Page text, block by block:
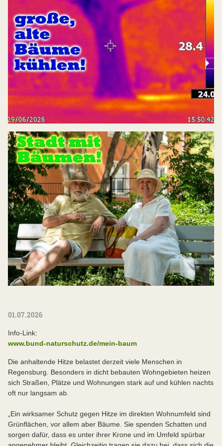
01.07.2026
Info-Link:
www.bund-naturschutz.de/mein-baum
Die anhaltende Hitze belastet derzeit viele Menschen in
Regensburg. Besonders in dicht bebauten Wohngebieten heizen
sich Straßen, Plätze und Wohnungen stark auf und kühlen nachts
oft nur langsam ab.
„Ein wirksamer Schutz gegen Hitze im direkten Wohnumfeld sind
Grünflächen, vor allem aber Bäume. Sie spenden Schatten und
sorgen dafür, dass es unter ihrer Krone und im Umfeld spürbar